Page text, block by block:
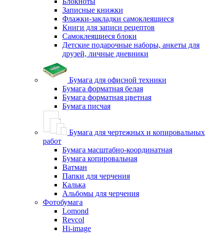
Записные книжки
Флажки-закладки самоклеящиеся
Книги для записи рецептов
Самоклеящиеся блоки
Детские подарочные наборы, анкеты для
друзей, личные дневники
Бумага для офисной техники
Бумага форматная белая
Бумага форматная цветная
Бумага писчая
Бумага для чертежных и копировальных
работ
Бумага масштабно-координатная
Бумага копировальная
Ватман
Папки для черчения
Калька
Альбомы для черчения
Фотобумага
Lomond
Revcol
Hi-image